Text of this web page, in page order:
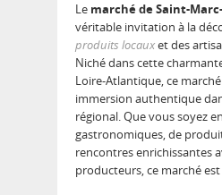
Le marché de Saint-
véritable invitation à la
produits locauxet des
Niché dans cette
Loire-Atlantique, ce
immersion authentique
régional. Que vous soyez
gastronomiques, de
rencontres enrichissantes
producteurs, ce marché